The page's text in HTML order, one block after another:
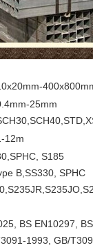
25mm
12m
S185
B,SS330, SPHC
BS EN10297,
1993, GB/